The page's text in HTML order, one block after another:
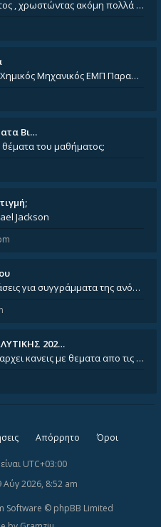
Έχοντας φτάσει πια 8ο έτος , χρωστώντας ακόμη πολλά και χωρίς καμία όρεξη ούτε να διαβάσω μόνος μου ούτε να παρακολουθήσ
Υποψήφιος Διδάκτορας, Χημικός Μηχανικός ΕΜΠ Παραδίδω ιδιαίτερα μαθήματα μέσης και ανώτατης εκπαίδευσης σε θετικές και τε
Βι…
του μαθήματος;
Jackson
Καλησπέρα, έχετε προτάσεις για συγγράμματα της ανόργανης χημείας? Είμαι ανάμεσα σε Λιοδάκη, Chung και Atkins
202…
Καλησπερα σε ολους υπαρχει κανεις με θεματα απο τις εξετασεις του ιουνιου και σεπτεμβρίου για την αναλυτικη χημεια
Απόρρητο Όροι
UTC+03:00
Αύγ 2026, 8:52 am
Software © phpBB Limited